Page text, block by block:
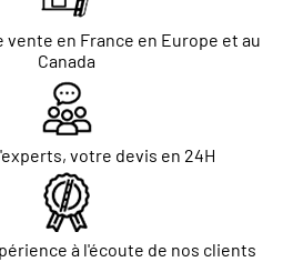
vente en France en Europe et au
Canada
votre devis en 24H
à l'écoute de nos clients